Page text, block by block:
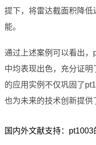
提下，将雷达截面积降
能。
通过上述案例可以看出，
中均表现出色，充分证
的应用实例不仅巩固了
也为未来的技术创新提供
国内外文献支持：